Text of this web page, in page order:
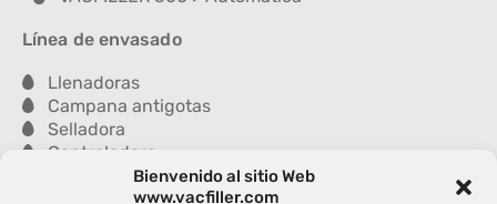
Bienvenido al sitio Web
www.vacfiller.com
Línea de envasado
Llenadoras
Campana antigotas
Selladora
Controladora